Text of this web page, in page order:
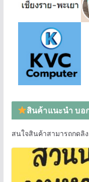
สินค้าแนะนำ บอ
สนใจสินค้าสามารถกดลิ